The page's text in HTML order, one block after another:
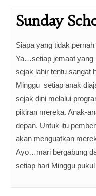
Sunday
Siapa yang tidak
Ya…setiap jemaat yang
sejak lahir tentu sangat
Minggu setiap anak
sejak dini melalui
pikiran mereka. Anak-
depan. Untuk itu
akan menguatkan
Ayo…mari bergabung
setiap hari Minggu